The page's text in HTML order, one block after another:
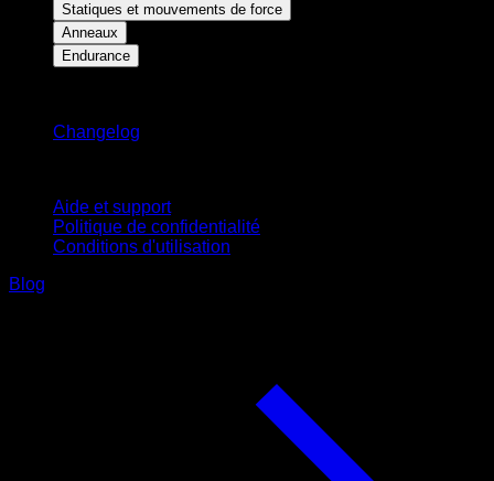
Statiques et mouvements de force
Anneaux
Endurance
Changelog
Aide et support
Politique de confidentialité
Conditions d'utilisation
Blog